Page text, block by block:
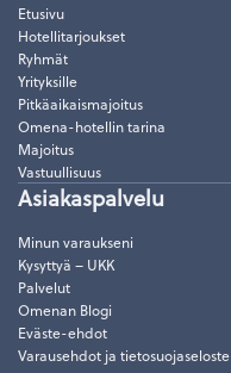
Etusivu
Hotellitarjoukset
Ryhmät
Yrityksille
Pitkäaikaismajoitus
Omena-hotellin tarina
Majoitus
Vastuullisuus
Asiakaspalvelu
Minun varaukseni
Kysyttyä – UKK
Palvelut
Omenan Blogi
Eväste-ehdot
Varausehdot ja tietosuojaseloste